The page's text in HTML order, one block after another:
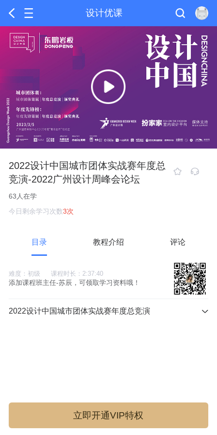
设计优课
2022设计中国城市团体实战赛年度总
竞演-2022广州设计周峰会论坛
63人在学
今日剩余学习次数3次
目录 教程介绍 评论
难度：初级 课程时长：2:37:40
添加课程班主任-苏辰，可领取学习资料哦！
2022设计中国城市团体实战赛年度总竞演
立即开通VIP特权